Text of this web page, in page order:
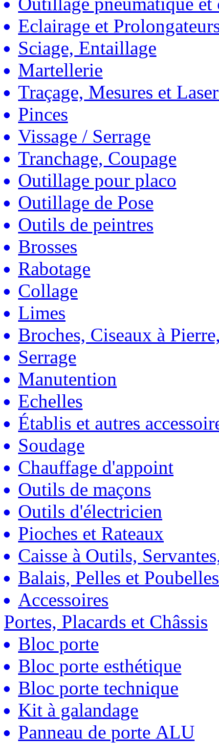
Eclairage et
Sciage, Entaillage
Martellerie
Traçage, Mesures et
Pinces
Vissage / Serrage
Tranchage, Coupage
Outillage pour placo
Outillage de Pose
Outils de peintres
Brosses
Rabotage
Collage
Limes
Broches, Ciseaux à
Serrage
Manutention
Echelles
Établis et autres
Soudage
Chauffage d'appoint
Outils de maçons
Outils d'électricien
Pioches et Rateaux
Caisse à Outils,
Balais, Pelles et Poubelles
Accessoires
Portes, Placards et Châssis
Bloc porte
Bloc porte esthétique
Bloc porte technique
Kit à galandage
Panneau de porte ALU